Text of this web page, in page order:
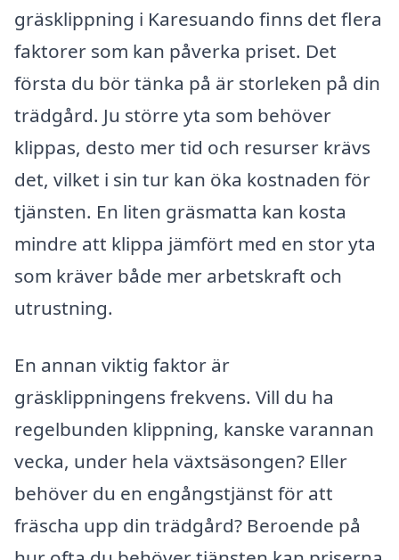
gräsklippning i Karesuando finns det flera
faktorer som kan påverka priset. Det
första du bör tänka på är storleken på din
trädgård. Ju större yta som behöver
klippas, desto mer tid och resurser krävs
det, vilket i sin tur kan öka kostnaden för
tjänsten. En liten gräsmatta kan kosta
mindre att klippa jämfört med en stor yta
som kräver både mer arbetskraft och
utrustning.
En annan viktig faktor är
gräsklippningens frekvens. Vill du ha
regelbunden klippning, kanske varannan
vecka, under hela växtsäsongen? Eller
behöver du en engångstjänst för att
fräscha upp din trädgård? Beroende på